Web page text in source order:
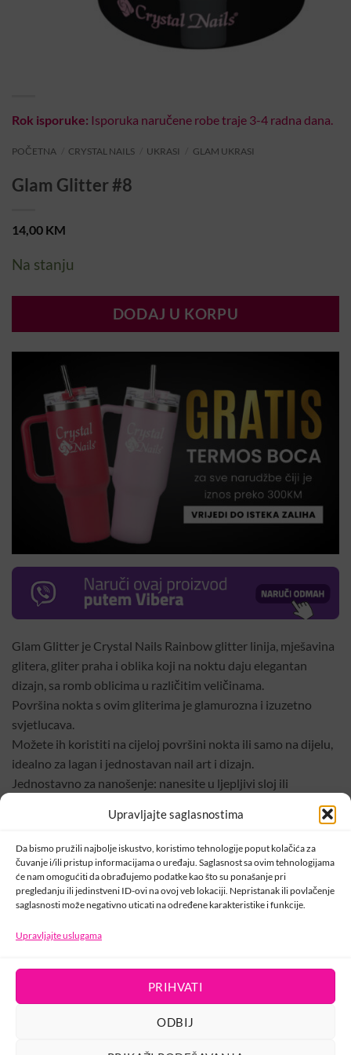
Upravljajte saglasnostima
Da bismo pružili najbolje iskustvo, koristimo tehnologije poput kolačića za
čuvanje i/ili pristup informacijama o uređaju. Saglasnost sa ovim tehnologijama
će nam omogućiti da obrađujemo podatke kao što su ponašanje pri
pregledanju ili jedinstveni ID-ovi na ovoj veb lokaciji. Nepristanak ili povlačenje
saglasnosti može negativno uticati na određene karakteristike i funkcije.
Upravljajte uslugama
PRIHVATI
ODBIJ
Rok isporuke: Isporuka naručene robe traje 3-4 radna dana.
POČETNA CRYSTAL NAILS UKRASI GLAM UKRASI
Glam Glitter #8
14,00 KM
Na stanju
DODAJ U KORPU
Glam Glitter je Crystal Nails Rainbow glitter linija, mješavina
glitera, gliter praha i oblika koji na noktu daju elegantan
dizajn, sa romb oblicima u različitim veličinama.
Površina nokta s ovim gliterima je glamurozna i izuzetno
svjetlucava.
Možete ih koristiti na cijeloj površini nokta ili samo na dijelu,
idealno za lagan i jednostavan nail art i dizajn.
Jednostavno za nanošenje: nanesite u ljepljivi sloj ili
Preporučujemoo korištenje Compact base gela za bolje
prijanjanje pogotovo ako radite na cijeloj površini nokta.
Nakon nanošenja, zatvorite sjajem.
Šifra:
001125
KONTAKT